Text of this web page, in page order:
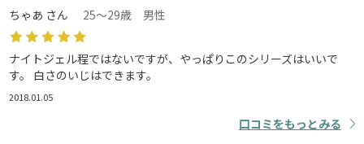
ちゃあ さん 25～29歳 男性
ナイトジェル程ではないですが、やっぱりこのシリーズはいいで
す。 白さのいじはできます。
2018.01.05
口コミをもっとみる